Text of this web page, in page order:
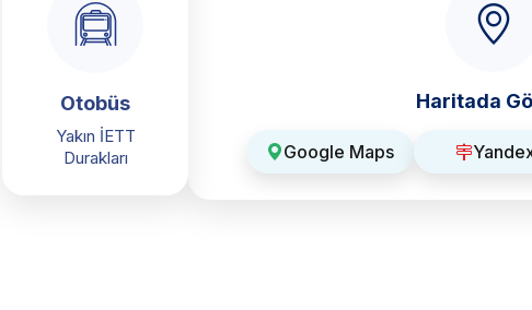
Otobüs
Yakın İETT
Durakları
Haritada
Google Maps